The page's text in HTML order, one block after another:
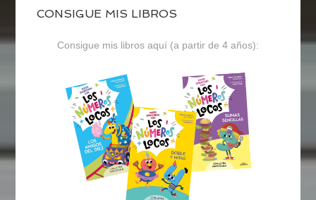
CONSIGUE MIS LIBROS
Consigue mis libros aquí (a partir de 4 años):